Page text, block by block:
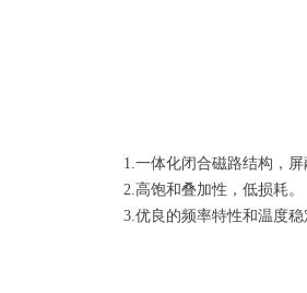
1.一体化闭合磁路结构，屏
2.高饱和叠加性，低损耗。
3.优良的频率特性和温度稳